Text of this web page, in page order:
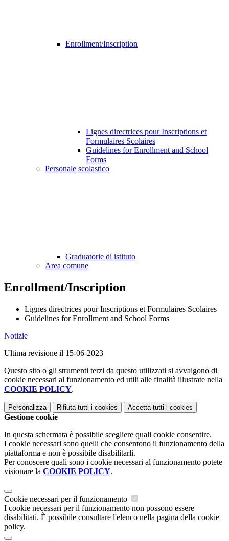
Enrollment/Inscription
Lignes directrices pour Inscriptions et
Formulaires Scolaires
Guidelines for Enrollment and School
Forms
Personale scolastico
Graduatorie di istituto
Area comune
Enrollment/Inscription
Lignes directrices pour Inscriptions et Formulaires Scolaires
Guidelines for Enrollment and School Forms
Notizie
Ultima revisione il 15-06-2023
Questo sito o gli strumenti terzi da questo utilizzati si avvalgono di
cookie necessari al funzionamento ed utili alle finalità illustrate nella
COOKIE POLICY.
Personalizza Rifiuta tutti i cookies Accetta tutti i cookies
Gestione cookie
In questa schermata è possibile scegliere quali cookie consentire.
I cookie necessari sono quelli che consentono il funzionamento della
piattaforma e non è possibile disabilitarli.
Per conoscere quali sono i cookie necessari al funzionamento potete
visionare la COOKIE POLICY.
Cookie necessari per il funzionamento
I cookie necessari per il funzionamento non possono essere
disabilitati. È possibile consultare l'elenco nella pagina della cookie
policy.